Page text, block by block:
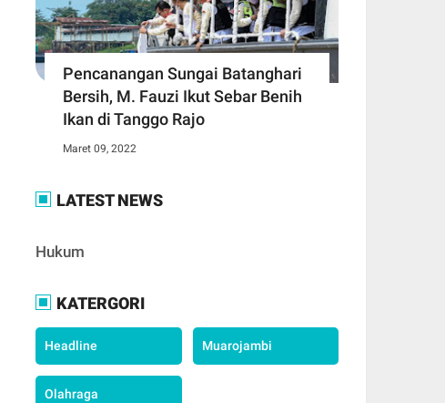
Pencanangan Sungai Batanghari
Bersih, M. Fauzi Ikut Sebar Benih
Ikan di Tanggo Rajo
Maret 09, 2022
LATEST NEWS
Hukum
KATERGORI
Headline Muarojambi
Olahraga